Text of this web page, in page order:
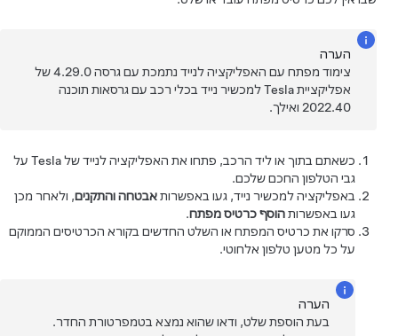
הערה
צימוד מפתח עם האפליקציה לנייד נתמכת עם גרסה 4.29.0 של
אפליקציית Tesla למכשיר נייד בכלי רכב עם גרסאות תוכנה
2022.40 ואילך.
כשאתם בתוך או ליד הרכב, פתחו את האפליקציה לנייד של Tesla על
גבי הטלפון החכם שלכם.
באפליקציה למכשיר נייד, געו באפשרותאבטחה והתקנים, ולאחר מכן
געו באפשרותהוסף כרטיס מפתח.
סרקו את כרטיס המפתח או השלט החדשים בקורא הכרטיסים הממוקם
על כל מטען טלפון אלחוטי.
הערה
בעת הוספת שלט, ודאו שהוא נמצא בטמפרטורת החדר.